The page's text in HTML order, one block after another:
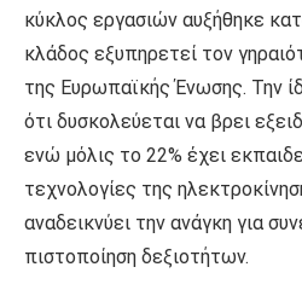
κύκλος εργασιών αυξήθηκε
κλάδος εξυπηρετεί τον
της Ευρωπαϊκής Ένωσης. Την
ότι δυσκολεύεται να βρει
ενώ μόλις το 22% έχει
τεχνολογίες της
αναδεικνύει την ανάγκη για
πιστοποίηση δεξιοτήτων.